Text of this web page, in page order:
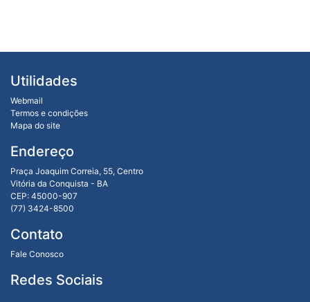
Utilidades
Webmail
Termos e condições
Mapa do site
Endereço
Praça Joaquim Correia, 55, Centro
Vitória da Conquista - BA
CEP: 45000-907
(77) 3424-8500
Contato
Fale Conosco
Redes Sociais